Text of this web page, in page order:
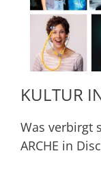
KULTUR
Was verbirgt
ARCHE in